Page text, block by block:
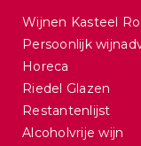
Wijnen Kasteel
Persoonlijk
Horeca
Riedel Glazen
Restantenlijst
Alcoholvrije wijn